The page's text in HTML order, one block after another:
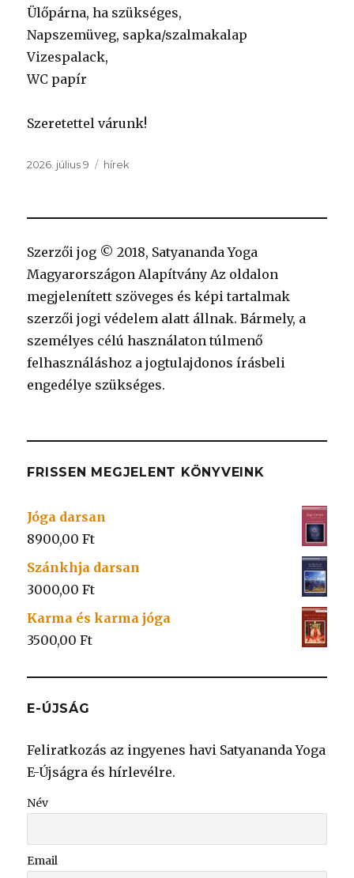
Ülőpárna, ha szükséges,
Napszemüveg, sapka/szalmakalap
Vizespalack,
WC papír
Szeretettel várunk!
Közzétéve
2026. július 9 Kategória
hírek
Szerzői jog © 2018, Satyananda Yoga
Magyarországon Alapítvány Az oldalon
megjelenített szöveges és képi tartalmak
szerzői jogi védelem alatt állnak. Bármely, a
személyes célú használaton túlmenő
felhasználáshoz a jogtulajdonos írásbeli
engedélye szükséges.
FRISSEN MEGJELENT KÖNYVEINK
Jóga darsan
8900,00Ft
Szánkhja darsan
3000,00Ft
Karma és karma jóga
3500,00Ft
E-ÚJSÁG
Feliratkozás az ingyenes havi Satyananda Yoga
E-Újságra és hírlevélre.
Név
Email